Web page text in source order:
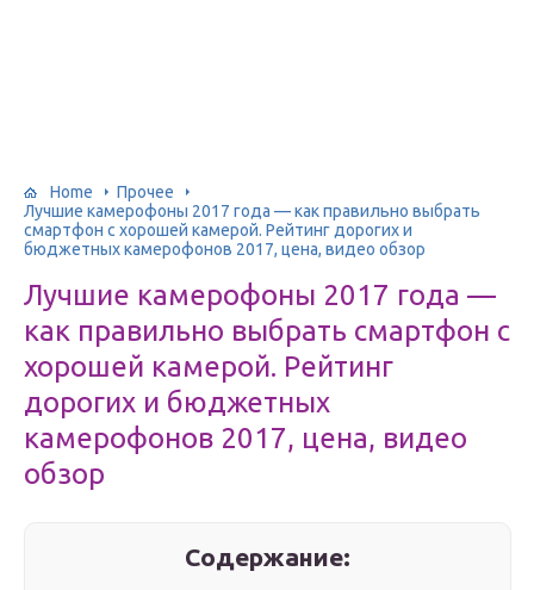
Home
Прочее
Лучшие камерофоны 2017 года — как правильно выбрать
смартфон с хорошей камерой. Рейтинг дорогих и
бюджетных камерофонов 2017, цена, видео обзор
Лучшие камерофоны 2017 года —
как правильно выбрать смартфон с
хорошей камерой. Рейтинг
дорогих и бюджетных
камерофонов 2017, цена, видео
обзор
Содержание: